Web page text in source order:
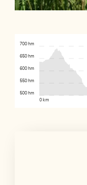
0 km
500 hm
550 hm
600 hm
650 hm
700 hm